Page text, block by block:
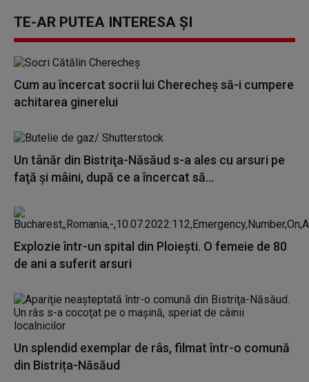
TE-AR PUTEA INTERESA ȘI
Cum au încercat socrii lui Cherecheș să-i cumpere
achitarea ginerelui
Un tânăr din Bistriţa-Năsăud s-a ales cu arsuri pe
faţă şi mâini, după ce a încercat să...
Explozie într-un spital din Ploieşti. O femeie de 80
de ani a suferit arsuri
Un splendid exemplar de râs, filmat într-o comună
din Bistrița-Năsăud